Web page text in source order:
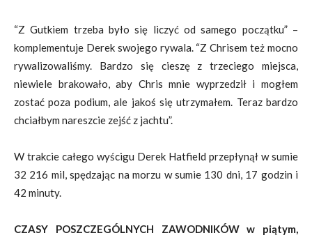
“Z Gutkiem trzeba było się liczyć od samego początku” –
komplementuje Derek swojego rywala. “Z Chrisem też mocno
rywalizowaliśmy. Bardzo się cieszę z trzeciego miejsca,
niewiele brakowało, aby Chris mnie wyprzedził i mogłem
zostać poza podium, ale jakoś się utrzymałem. Teraz bardzo
chciałbym nareszcie zejść z jachtu”.
W trakcie całego wyścigu Derek Hatfield przepłynął w sumie
32 216 mil, spędzając na morzu w sumie 130 dni, 17 godzin i
42 minuty.
CZASY POSZCZEGÓLNYCH ZAWODNIKÓW w piątym,